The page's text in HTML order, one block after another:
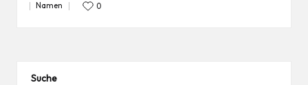
Posted
Namen 0
Suche